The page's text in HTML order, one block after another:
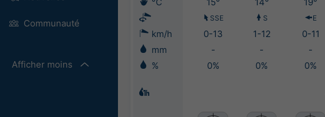
Communauté
Afficher moins
SSE S E
km/h 0-13 1-12 0-11
mm
- - -
%
0% 0% 0%